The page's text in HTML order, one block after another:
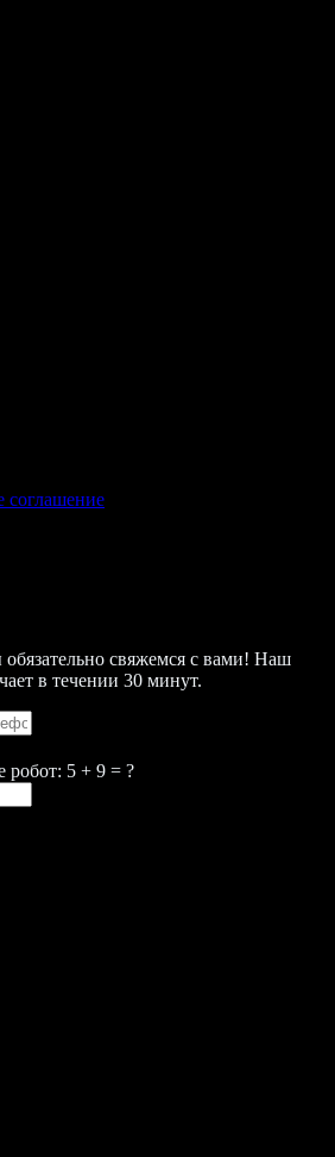
соглашение
свяжемся с вами! Наш
в течении 30 минут.
робот: 5 + 9 = ?